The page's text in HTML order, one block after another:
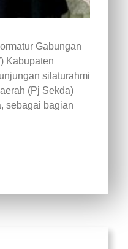
Gabungan
Kabupaten
silaturahmi
(Pj Sekda)
sebagai bagian